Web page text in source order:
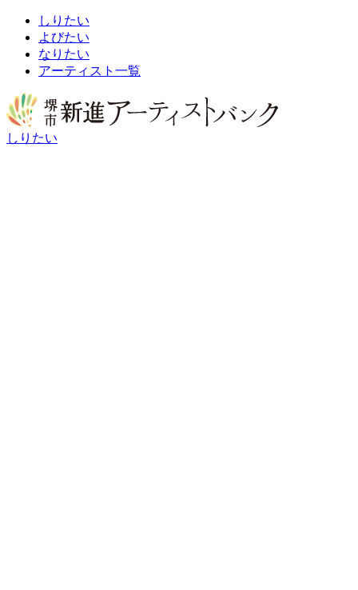
しりたい
よびたい
なりたい
アーティスト一覧
しりたい